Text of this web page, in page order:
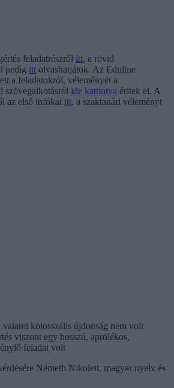
feladatrészről itt, a rövid
pedig itt olvashatjátok. Az Eduline
a feladatokról, véleményét a
szövegalkotásról ide kattintva éritek el. A
az első infókat itt, a szaktanári véleményt
valami kolosszális újdonság nem volt
viszont egy hosszú, aprólékos,
feladat volt
Németh Nikolett, magyar nyelv és